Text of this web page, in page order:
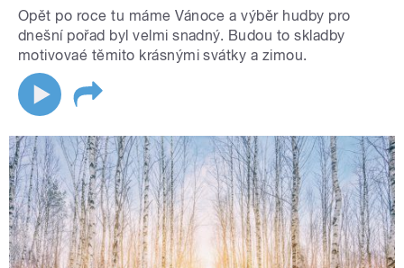
Opět po roce tu máme Vánoce a výběr hudby pro
dnešní pořad byl velmi snadný. Budou to skladby
motivovaé těmito krásnými svátky a zimou.